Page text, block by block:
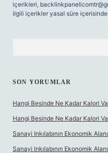
içerikleri,
ilgili içerikler yasal süre içerisinde
SON YORUMLAR
Hangi Besinde Ne Kadar Kalori
Hangi Besinde Ne Kadar Kalori
Sanayi Inkılabının Ekonomik
Sanayi Inkılabının Ekonomik